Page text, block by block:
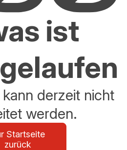
ist
derzeit nicht
werden.
Startseite
zurück